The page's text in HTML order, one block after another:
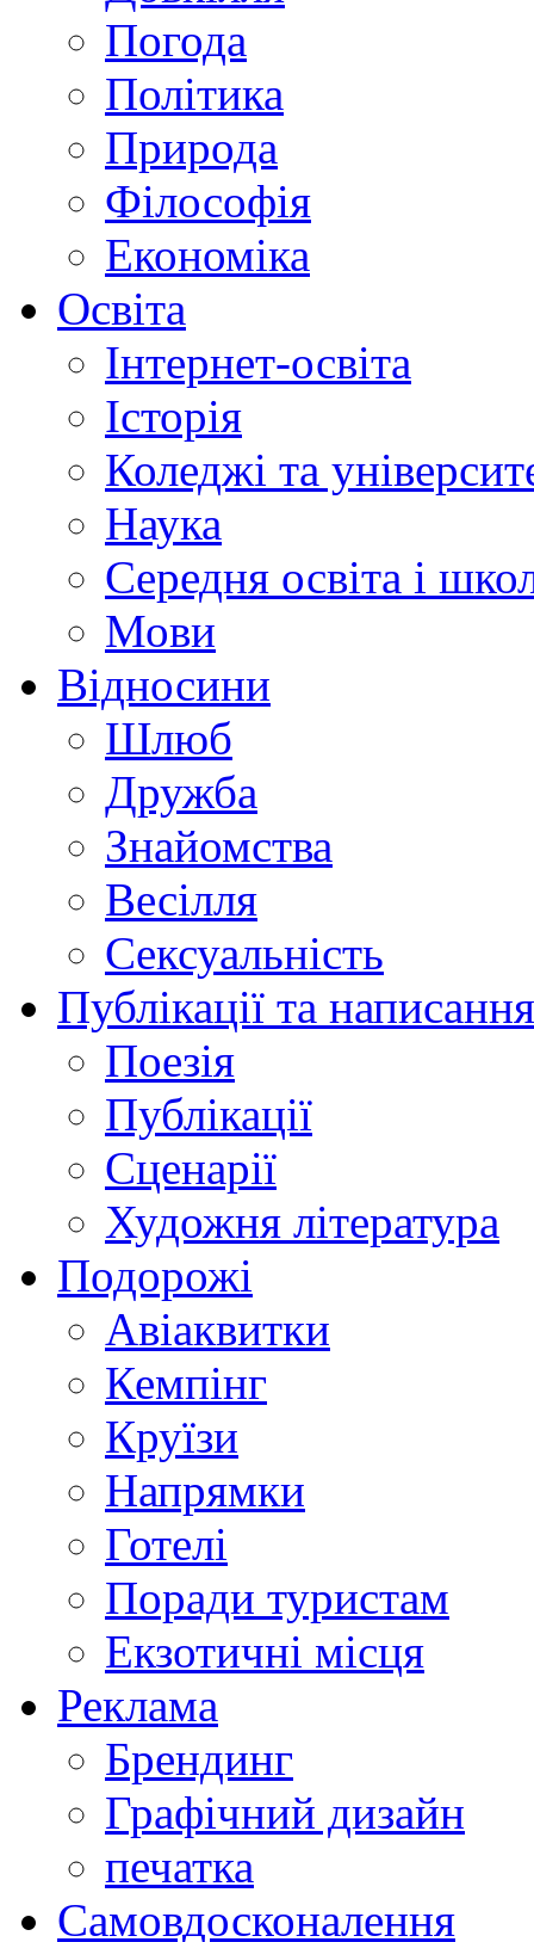
Погода
Політика
Природа
Філософія
Економіка
Освіта
Інтернет-освіта
Історія
Коледжі та
Наука
Середня освіта і
Мови
Відносини
Шлюб
Дружба
Знайомства
Весілля
Сексуальність
Публікації та
Поезія
Публікації
Сценарії
Художня література
Подорожі
Авіаквитки
Кемпінг
Круїзи
Напрямки
Готелі
Поради туристам
Екзотичні місця
Реклама
Брендинг
Графічний дизайн
печатка
Самовдосконалення